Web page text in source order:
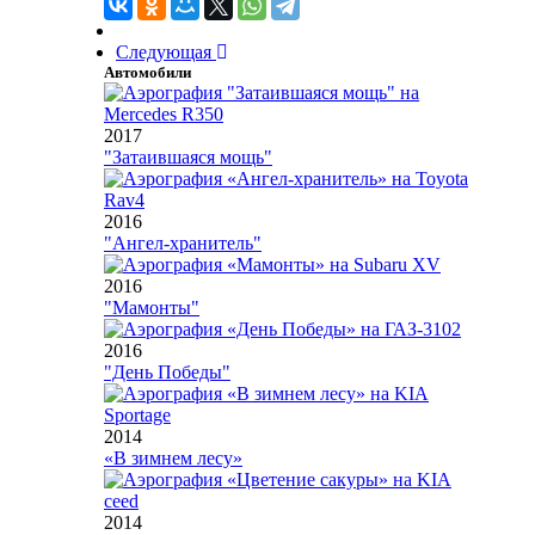
Следующая
Автомобили
2017
"Затаившаяся мощь"
2016
"Ангел-хранитель"
2016
"Мамонты"
2016
"День Победы"
2014
«В зимнем лесу»
2014